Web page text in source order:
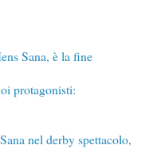
Sana, è la fine
protagonisti:
nel derby spettacolo,